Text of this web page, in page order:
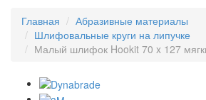
Главная
Абразивные материалы
Шлифовальные круги на липучке
Малый шлифок Hookit 70 x 127